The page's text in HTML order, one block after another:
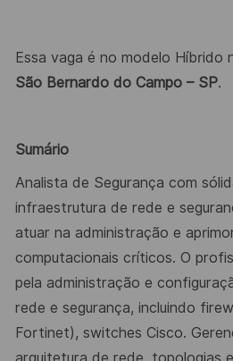
Essa vaga é no modelo Híbrido
São Bernardo do Campo – SP.
Sumário
Analista de Segurança com
infraestrutura de rede e
atuar na administração e
computacionais críticos. O
pela administração e
rede e segurança, incluindo
Fortinet), switches Cisco.